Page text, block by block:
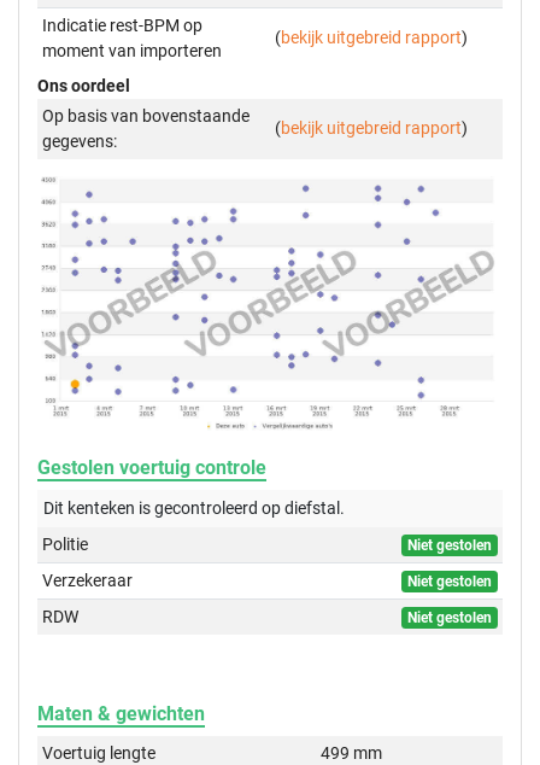
Indicatie rest-BPM op
moment van importeren
(bekijk uitgebreid rapport)
Ons oordeel
Op basis van bovenstaande
gegevens:
(bekijk uitgebreid rapport)
Gestolen voertuig controle
Dit kenteken is gecontroleerd opdiefstal.
Politie
Niet gestolen
Verzekeraar Niet gestolen
RDW Niet gestolen
Maten & gewichten
Voertuig lengte
499 mm